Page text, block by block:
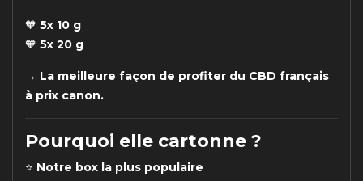
🧡 5x 10 g
🧡 5x 20 g
→ La meilleure façon de profiter du CBD français
à prix canon.
Pourquoi elle cartonne ?
⭐ Notre box la plus populaire